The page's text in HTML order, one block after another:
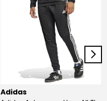
Adidas